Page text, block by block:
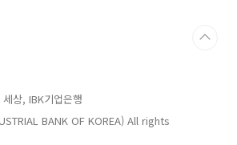
색하지 않은 심플하지만 디테일이 살아있
상, IBK기업은행
BANK OF KOREA) All rights